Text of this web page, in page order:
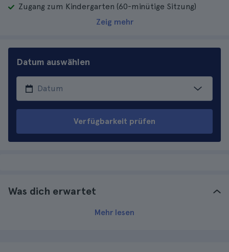
Zugang zum Kindergarten (60-minütige Sitzung)
Zeig mehr
Datum auswählen
Verfügbarkeit prüfen
Was dich erwartet
Mehr lesen